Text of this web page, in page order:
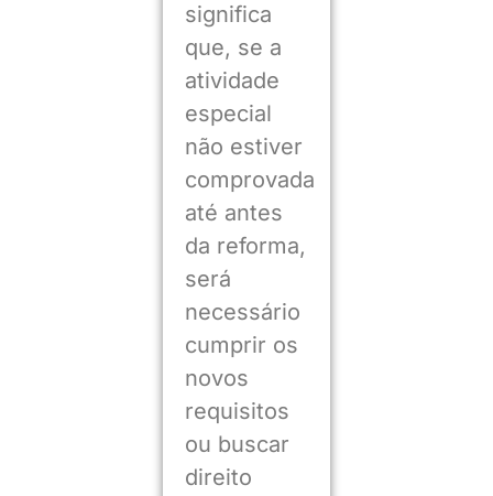
significa
que, se a
atividade
especial
não estiver
comprovada
até antes
da reforma,
será
necessário
cumprir os
novos
requisitos
ou buscar
direito